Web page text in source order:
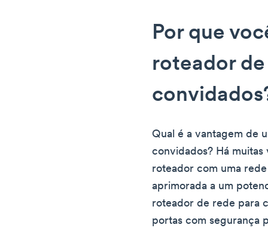
Por que
roteador
Qual é a vantagem de
convidados? Há
roteador com uma
aprimorada a um
roteador de rede para
portas com segurança